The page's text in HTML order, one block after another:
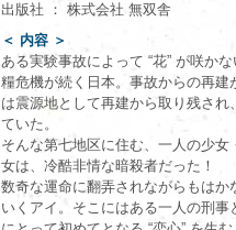
出版社 ： 株式会社 無双舎
＜ 内容 ＞
ある実験事故によって “花” が咲か
糧危機が続く日本。事故からの再
は震源地として再建から取り残さ
ていた。
そんな第七地区に住む、一人の少
女は、冷酷非情な暗殺者だった！
数奇な運命に翻弄されながらもは
いくアイ。そこにはある一人の刑事